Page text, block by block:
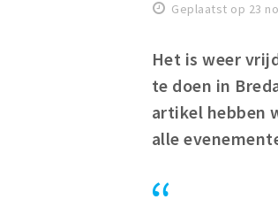
Geplaatst op 23
Het is weer
te doen in
artikel hebben
alle